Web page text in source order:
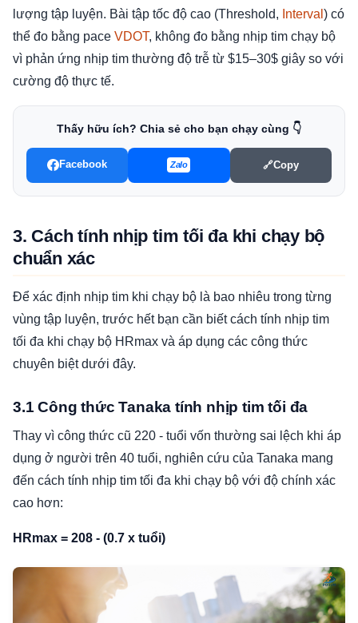
lượng tập luyện. Bài tập tốc độ cao (Threshold, Interval ) có
thể đo bằng pace VDOT, không đo bằng nhịp tim chạy bộ
vì phản ứng nhịp tim thường độ trễ từ $15–30$ giây so với
cường độ thực tế.
Thấy hữu ích? Chia sẻ cho bạn chạy cùng 👇
Facebook Zalo 🔗Copy
3. Cách tính nhịp tim tối đa khi chạy bộ
chuẩn xác
Để xác định nhịp tim khi chạy bộ là bao nhiêu trong từng
vùng tập luyện, trước hết bạn cần biết cách tính nhịp tim
tối đa khi chạy bộ HRmax và áp dụng các công thức
chuyên biệt dưới đây.
3.1 Công thức Tanaka tính nhịp tim tối đa
Thay vì công thức cũ 220 - tuổi vốn thường sai lệch khi áp
dụng ở người trên 40 tuổi, nghiên cứu của Tanaka mang
đến cách tính nhịp tim tối đa khi chạy bộ với độ chính xác
cao hơn:
HRmax = 208 - (0.7 x tuổi)